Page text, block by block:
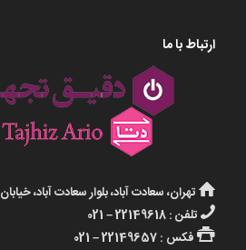
ارتباط با ما
تهران، سعادت آباد، بلوار سعادت آباد، خیابان ۳۴ ام، پلاک ۷۶، واحد ۱۴
تلفن : 22149618 – 021
فکس : 22149657 – 021